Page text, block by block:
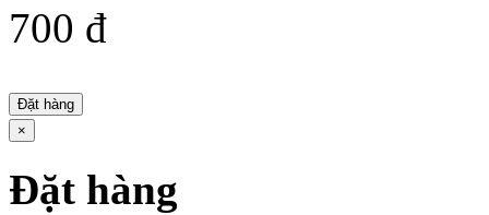
700 đ
Đặt hàng
×
Đặt hàng